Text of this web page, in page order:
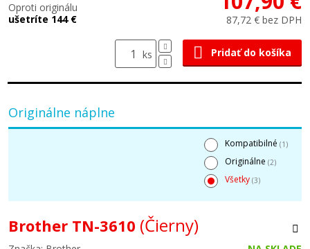
Oproti originálu
ušetríte 144 €
87,72 € bez DPH
ks Pridať do košíka
Originálne náplne
Kompatibilné (1)
Originálne (2)
Všetky (3)
Brother TN-3610 (Čierny)